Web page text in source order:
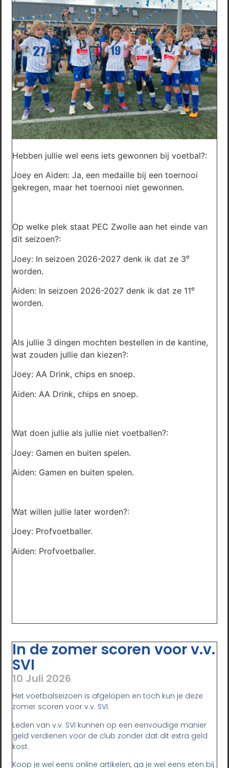
Hebben jullie wel eens iets gewonnen bij voetbal?:
Joey en Aiden: Ja, een medaille bij een toernooi
gekregen, maar het toernooi niet gewonnen.
Op welke plek staat PEC Zwolle aan het einde van
dit seizoen?:
Joey: In seizoen 2026-2027 denk ik dat ze 3e
worden.
Aiden: In seizoen 2026-2027 denk ik dat ze 11e
worden.
Als jullie 3 dingen mochten bestellen in de kantine,
wat zouden jullie dan kiezen?:
Joey: AA Drink, chips en snoep.
Aiden: AA Drink, chips en snoep.
Wat doen jullie als jullie niet voetballen?:
Joey: Gamen en buiten spelen.
Aiden: Gamen en buiten spelen.
Wat willen jullie later worden?:
Joey: Profvoetballer.
Aiden: Profvoetballer.
In de zomer scoren voor v.v.
SVI
10 Juli 2026
Het voetbalseizoen is afgelopen en toch kun je deze
zomer scoren voor v.v. SVI.
Leden van v.v. SVI kunnen op een eenvoudige manier
geld verdienen voor de club zonder dat dit extra geld
kost.
Koop je wel eens online artikelen, ga je wel eens eten bij